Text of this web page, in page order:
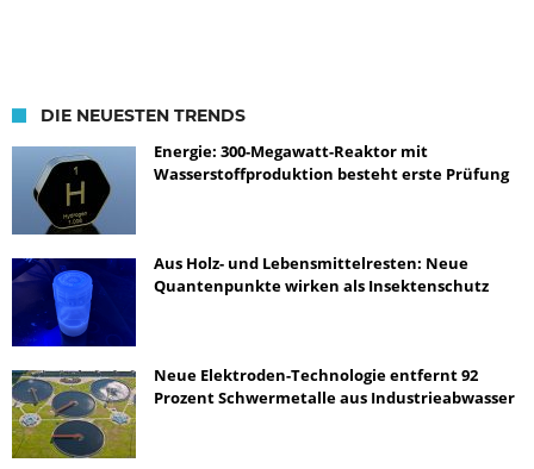
DIE NEUESTEN TRENDS
Energie: 300-Megawatt-Reaktor mit
Wasserstoffproduktion besteht erste Prüfung
Aus Holz- und Lebensmittelresten: Neue
Quantenpunkte wirken als Insektenschutz
Neue Elektroden-Technologie entfernt 92
Prozent Schwermetalle aus Industrieabwasser